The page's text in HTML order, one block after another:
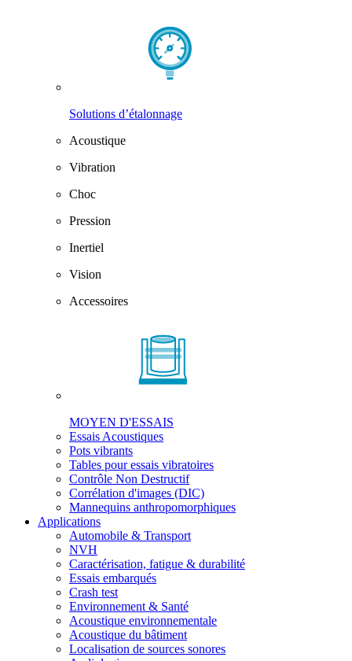
Solutions d’étalonnage
Acoustique
Vibration
Choc
Pression
Inertiel
Vision
Accessoires
MOYEN D'ESSAIS
Essais Acoustiques
Pots vibrants
Tables pour essais vibratoires
Contrôle Non Destructif
Corrélation d'images (DIC)
Mannequins anthropomorphiques
Applications
Automobile & Transport
NVH
Caractérisation, fatigue & durabilité
Essais embarqués
Crash test
Environnement & Santé
Acoustique environnementale
Acoustique du bâtiment
Localisation de sources sonores